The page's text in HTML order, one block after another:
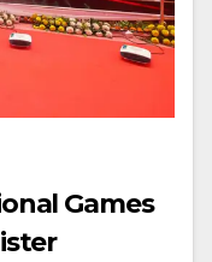
Games